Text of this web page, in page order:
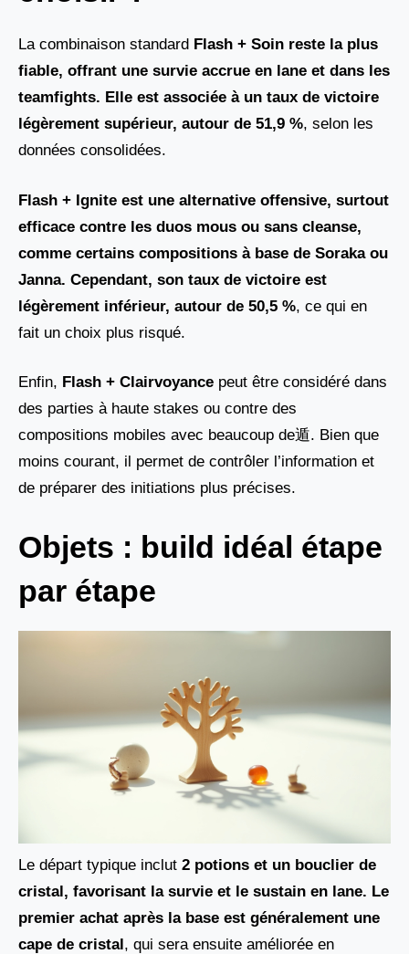
La combinaison standard Flash + Soin reste la plus
fiable, offrant une survie accrue en lane et dans les
teamfights. Elle est associée à un taux de victoire
légèrement supérieur, autour de 51,9 %, selon les
données consolidées.
Flash + Ignite est une alternative offensive, surtout
efficace contre les duos mous ou sans cleanse,
comme certains compositions à base de Soraka ou
Janna. Cependant, son taux de victoire est
légèrement inférieur, autour de 50,5 %, ce qui en
fait un choix plus risqué.
Enfin, Flash + Clairvoyance peut être considéré dans
des parties à haute stakes ou contre des
compositions mobiles avec beaucoup de遁. Bien que
moins courant, il permet de contrôler l’information et
de préparer des initiations plus précises.
Objets : build idéal étape
par étape
Le départ typique inclut 2 potions et un bouclier de
cristal, favorisant la survie et le sustain en lane. Le
premier achat après la base est généralement une
cape de cristal, qui sera ensuite améliorée en